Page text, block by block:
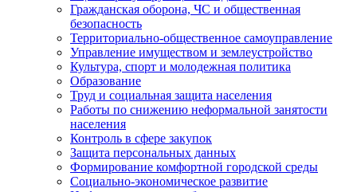
Гражданская оборона, ЧС и общественная
безопасность
Территориально-общественное самоуправление
Управление имуществом и землеустройство
Культура, спорт и молодежная политика
Образование
Труд и социальная защита населения
Работы по снижению неформальной занятости
населения
Контроль в сфере закупок
Защита персональных данных
Формирование комфортной городской среды
Социально-экономическое развитие